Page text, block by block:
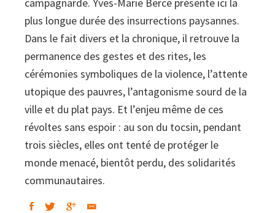
au
XIXe
siècle
quantity
plus longue durée des insurrections paysannes.
Dans le fait divers et la chronique, il retrouve la
permanence des gestes et des rites, les
cérémonies symboliques de la violence, l’attente
utopique des pauvres, l’antagonisme sourd de la
ville et du plat pays. Et l’enjeu même de ces
révoltes sans espoir : au son du tocsin, pendant
trois siècles, elles ont tenté de protéger le
monde menacé, bientôt perdu, des solidarités
communautaires.